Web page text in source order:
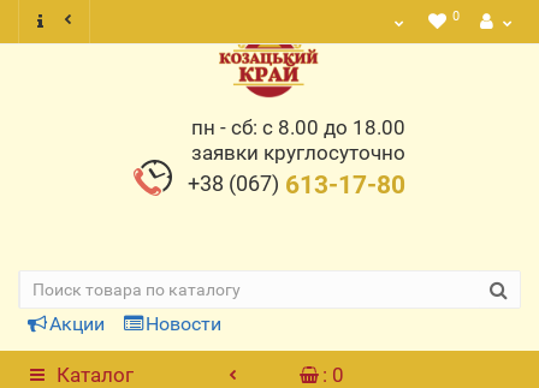
0
пн - сб: с 8.00 до 18.00
заявки круглосуточно
+38 (067) 613-17-80
Акции Новости
Каталог : 0